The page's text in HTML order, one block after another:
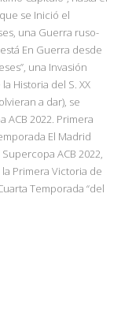
se Inició el
una Guerra ruso-
En Guerra desde
una Invasión
Historia del S. XX
a dar), se
ACB 2022. Primera
El Madrid
ACB 2022,
Primera Victoria de
Temporada “del